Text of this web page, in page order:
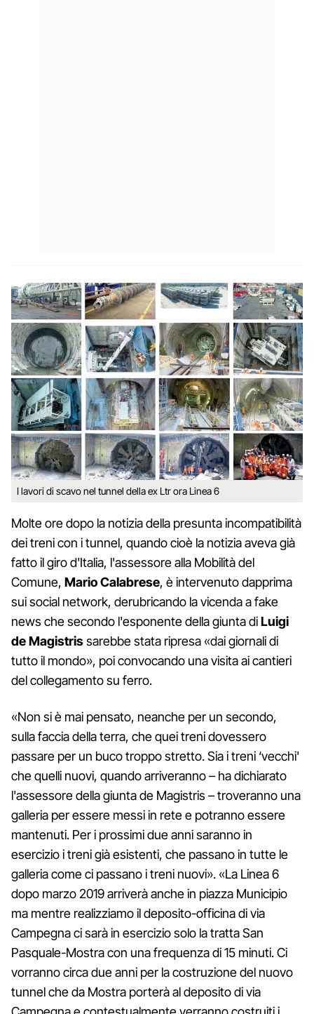
I lavori di scavo nel tunnel della ex Ltr ora Linea 6
Molte ore dopo la notizia della presunta incompatibilità
dei treni con i tunnel, quando cioè la notizia aveva già
fatto il giro d'Italia, l'assessore alla Mobilità del
Comune, Mario Calabrese, è intervenuto dapprima
sui social network, derubricando la vicenda a fake
news che secondo l'esponente della giunta diLuigi
de Magistrissarebbe stata ripresa «dai giornali di
tutto il mondo», poi convocando una visita ai cantieri
del collegamento su ferro.
«Non si è mai pensato, neanche per un secondo,
sulla faccia della terra, che quei treni dovessero
passare per un buco troppo stretto. Sia i treni ‘vecchi'
che quelli nuovi, quando arriveranno – ha dichiarato
l'assessore della giunta de Magistris – troveranno una
galleria per essere messi in rete e potranno essere
mantenuti. Per i prossimi due anni saranno in
esercizio i treni già esistenti, che passano in tutte le
galleria come ci passano i treni nuovi». «La Linea 6
dopo marzo 2019 arriverà anche in piazza Municipio
ma mentre realizziamo il deposito-officina di via
Campegna ci sarà in esercizio solo la tratta San
Pasquale-Mostra con una frequenza di 15 minuti. Ci
vorranno circa due anni per la costruzione del nuovo
tunnel che da Mostra porterà al deposito di via